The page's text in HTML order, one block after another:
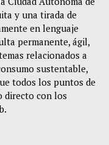
y una tirada de
en lenguaje
permanente, ágil,
relacionados a
sustentable,
todos los puntos de
directo con los